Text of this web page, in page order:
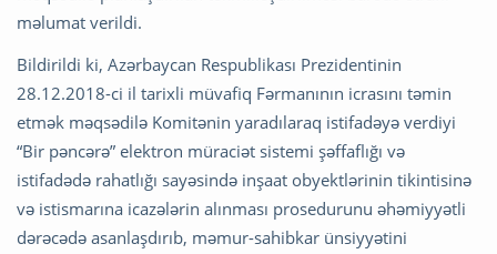
məlumat verildi.
Bildirildi ki, Azərbaycan Respublikası Prezidentinin
28.12.2018-ci il tarixli müvafiq Fərmanının icrasını təmin
etmək məqsədilə Komitənin yaradılaraq istifadəyə verdiyi
“Bir pəncərə” elektron müraciət sistemi şəffaflığı və
istifadədə rahatlığı sayəsində inşaat obyektlərinin tikintisinə
və istismarına icazələrin alınması prosedurunu əhəmiyyətli
dərəcədə asanlaşdırıb, məmur-sahibkar ünsiyyətini